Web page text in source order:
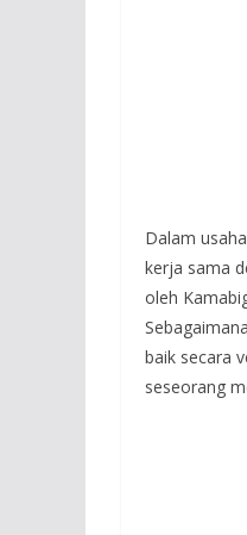
Dalam
kerja sama
oleh
baik secara
seseorang